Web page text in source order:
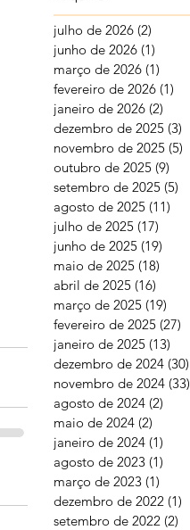
julho de 2026 (2)
junho de 2026 (1)
março de 2026 (1)
fevereiro de 2026 (1)
janeiro de 2026 (2)
dezembro de 2025 (3)
novembro de 2025 (5)
outubro de 2025 (9)
setembro de 2025 (5)
agosto de 2025 (11)
julho de 2025 (17)
junho de 2025 (19)
maio de 2025 (18)
abril de 2025 (16)
março de 2025 (19)
fevereiro de 2025 (27)
janeiro de 2025 (13)
dezembro de 2024 (30)
novembro de 2024 (33)
agosto de 2024 (2)
maio de 2024 (2)
janeiro de 2024 (1)
agosto de 2023 (1)
março de 2023 (1)
dezembro de 2022 (1)
setembro de 2022 (2)